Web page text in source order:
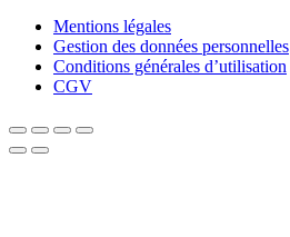
Mentions légales
Gestion des données personnelles
Conditions générales d’utilisation
CGV